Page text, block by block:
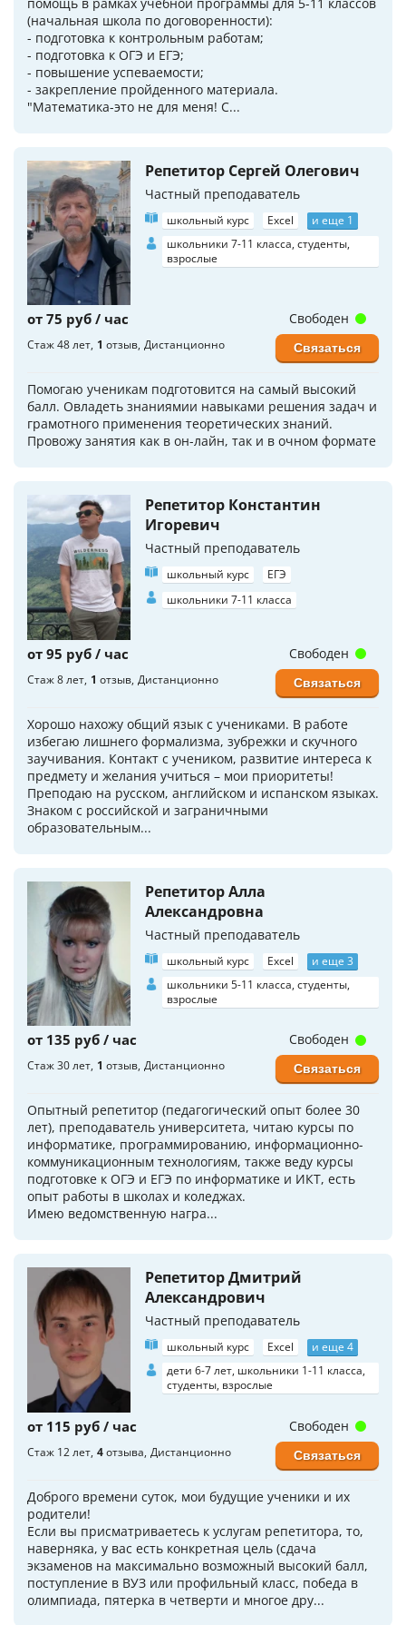
(начальная школа по договоренности):
- подготовка к контрольным работам;
- подготовка к ОГЭ и ЕГЭ;
- повышение успеваемости;
- закрепление пройденного материала.
"Математика-это не для меня! С...
Репетитор Сергей Олегович
Частный преподаватель
школьный курс Excel
и еще 1
школьники 7-11 класса, студенты,
взрослые
от 75 руб / час
Стаж 48 лет 1 отзыв Дистанционно
Помогаю ученикам подготовится на самый высокий
балл. Овладеть знаниямии навыками решения задач и
грамотного применения теоретических знаний.
Провожу занятия как в он-лайн, так и в очном формате
Свободен
Связаться
Репетитор Константин
Игоревич
Частный преподаватель
школьный курс
ЕГЭ
школьники 7-11 класса
от 95 руб / час
Стаж 8 лет 1 отзыв Дистанционно
Хорошо нахожу общий язык с учениками. В работе
избегаю лишнего формализма, зубрежки и скучного
заучивания. Контакт с учеником, развитие интереса к
предмету и желания учиться – мои приоритеты!
Преподаю на русском, английском и испанском языках.
Знаком с российской и заграничными
образовательным...
Свободен
Связаться
Репетитор Алла
Александровна
Частный преподаватель
школьный курс Excel
и еще 3
школьники 5-11 класса, студенты,
взрослые
от 135 руб / час
Стаж 30 лет 1 отзыв Дистанционно
Опытный репетитор (педагогический опыт более 30
лет), преподаватель университета, читаю курсы по
информатике, программированию, информационно-
коммуникационным технологиям, также веду курсы
подготовке к ОГЭ и ЕГЭ по информатике и ИКТ, есть
опыт работы в школах и коледжах.
Имею ведомственную награ...
Свободен
Связаться
Репетитор Дмитрий
Александрович
Частный преподаватель
школьный курс Excel
и еще 4
дети 6-7 лет, школьники 1-11 класса,
студенты, взрослые
от 115 руб / час
Стаж 12 лет 4отзыва Дистанционно
Доброго времени суток, мои будущие ученики и их
родители!
Если вы присматриваетесь к услугам репетитора, то,
наверняка, у вас есть конкретная цель (сдача
экзаменов на максимально возможный высокий балл,
поступление в ВУЗ или профильный класс, победа в
олимпиада, пятерка в четверти и многое дру...
Свободен
Связаться